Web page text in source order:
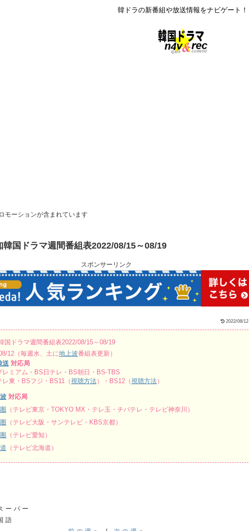
韓ドラの新番組や放送情報をナビゲート！
モーションが含まれています
韓国ドラマ週間番組表2022/08/15～08/19
スポンサーリンク
2022/08/12
国ドラマ週間番組表2022/08/15～08/19
12（毎週水、土に地上波番組表更新）
送対応局
レミアム・BS日テレ・BS朝日・BS-TBS
レ東・BSフジ・BS11（視聴方法）・BS12（視聴方法）
対応局
（テレビ東京・TOKYO MX・テレ玉・チバテレ・テレビ神奈川）
（テレビ大阪・サンテレビ・KBS京都）
（テレビ愛知）
（テレビ北海道）
ー パ ー
語